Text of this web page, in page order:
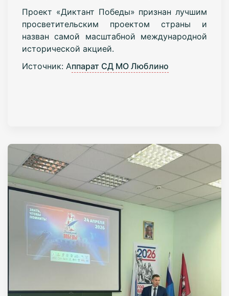
Проект «Диктант Победы» признан лучшим
просветительским проектом страны и
назван самой масштабной международной
исторической акцией.
Источник: Аппарат СД МО Люблино